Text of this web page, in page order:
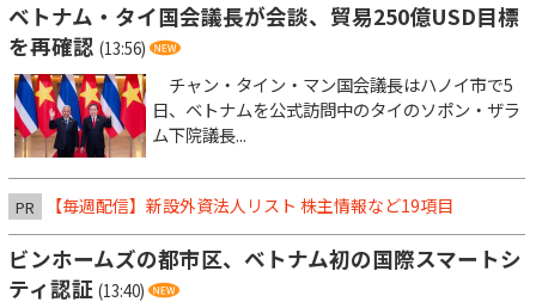
ベトナム・タイ国会議長が会談、貿易250億USD目標
を再確認 (13:56)
チャン・タイン・マン国会議長はハノイ市で5
日、ベトナムを公式訪問中のタイのソポン・ザラ
ム下院議長...
PR 【毎週配信】新設外資法人リスト 株主情報など19項目
ビンホームズの都市区、ベトナム初の国際スマートシ
ティ認証 (13:40)